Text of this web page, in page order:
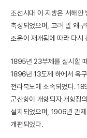
조선시대 이 지방은 서해안
축성되었으며, 고려 말 왜
조운이 재개됨에 따라 다시
1895년 23부제를 실시할
1896년 13도제 하에서 옥
전라북도에 소속되었다.
군산항이 개항되자 개항장
설치되었으며, 1906년 관
개편되었다.